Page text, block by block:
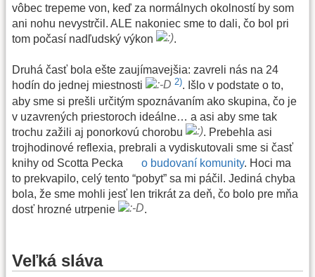
vôbec trepeme von, keď za normálnych okolností by som
ani nohu nevystrčil. ALE nakoniec sme to dali, čo bol pri
tom počasí nadľudský výkon
.
Druhá časť bola ešte zaujímavejšia: zavreli nás na 24
hodín do jednej miestnosti
2). Išlo v podstate o to,
aby sme si prešli určitým spoznávaním ako skupina, čo je
v uzavrených priestoroch ideálne… a asi aby sme tak
trochu zažili aj ponorkovú chorobu
. Prebehla asi
trojhodinové reflexia, prebrali a vydiskutovali sme si časť
knihy od Scotta Pecka
o budovaní komunity. Hoci ma
to prekvapilo, celý tento “pobyt” sa mi páčil. Jediná chyba
bola, že sme mohli jesť len trikrát za deň, čo bolo pre mňa
dosť hrozné utrpenie
.
Veľká sláva